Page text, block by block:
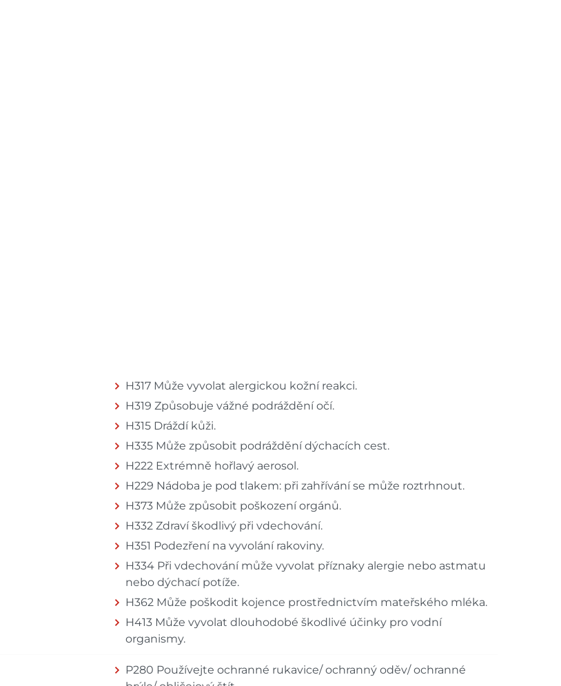
H317 Může vyvolat alergickou kožní reakci.
H319 Způsobuje vážné podráždění očí.
H315 Dráždí kůži.
H335 Může způsobit podráždění dýchacích cest.
H222 Extrémně hořlavý aerosol.
H229 Nádoba je pod tlakem: při zahřívání se může roztrhnout.
H373 Může způsobit poškození orgánů.
H332 Zdraví škodlivý při vdechování.
H351 Podezření na vyvolání rakoviny.
H334 Při vdechování může vyvolat příznaky alergie nebo astmatu
nebo dýchací potíže.
H362 Může poškodit kojence prostřednictvím mateřského mléka.
H413 Může vyvolat dlouhodobé škodlivé účinky pro vodní
organismy.
P280 Používejte ochranné rukavice/ ochranný oděv/ ochranné